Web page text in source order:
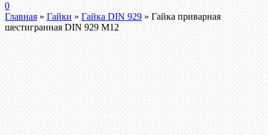
0
Главная » Гайки » Гайка DIN 929 » Гайка приварная
шестигранная DIN 929 М12